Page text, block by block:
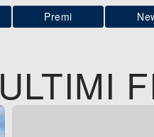
Premi
ULTIMI